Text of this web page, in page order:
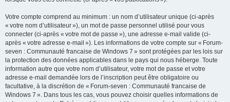
Votre compte comprend au minimum : un nom d’utilisateur unique (ci-après
« votre nom d’utilisateur »), un mot de passe personnel utilisé pour vous
connecter (ci-après « votre mot de passe »), une adresse e-mail valide (ci-
après « votre adresse e-mail »). Les informations de votre compte sur « Forum-
seven : Communauté francaise de Windows 7 » sont protégées par les lois sur
la protection des données applicables dans le pays qui nous héberge. Toute
information autre que votre nom d’utilisateur, votre mot de passe et votre
adresse e-mail demandée lors de l’inscription peut être obligatoire ou
facultative, à la discrétion de « Forum-seven : Communauté francaise de
Windows 7 ». Dans tous les cas, vous pouvez choisir quelles informations de